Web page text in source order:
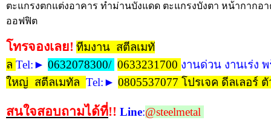
ตะแกรงตกแต่งอาคาร ทำม่านบังแดด ตะแกรงบังตา หน้ากากอ
ออฟฟิต
โทรจองเลย! ทีมงาน สตีลเมทั
ล Tel:► 0632078300/ 0633231700 งานด่วน งานเร่ง
ใหญ่ สตีลเมทัล Tel:► 0805537077 โปรเจค ดีลเลอร์
สนใจสอบถามได้ที่!! Line:@steelmetal